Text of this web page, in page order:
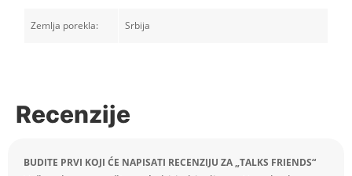
Zemlja porekla: Srbija
Recenzije
BUDITE PRVI KOJI ĆE NAPISATI RECENZIJU ZA „TALKS FRIENDS“